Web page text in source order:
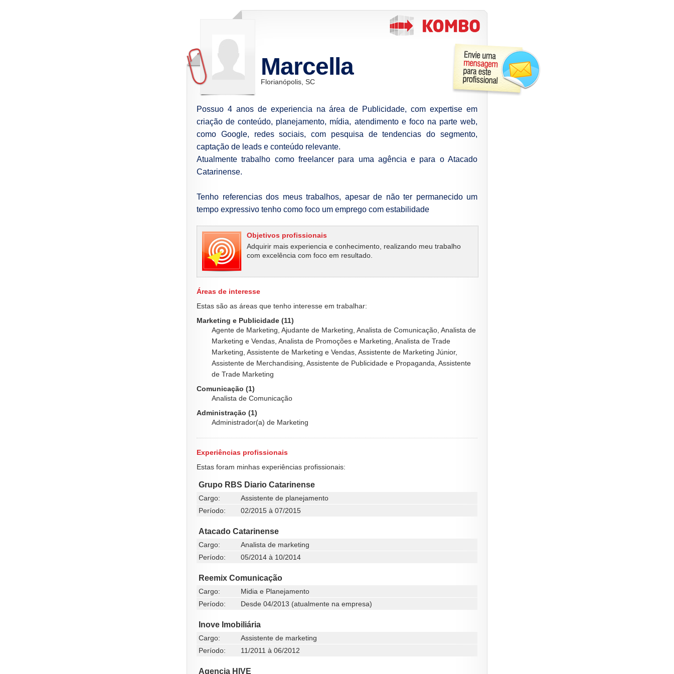
Marcella
Florianópolis, SC
Possuo 4 anos de experiencia na área de Publicidade, com expertise em
criação de conteúdo, planejamento, mídia, atendimento e foco na parte web,
como Google, redes sociais, com pesquisa de tendencias do segmento,
captação de leads e conteúdo relevante.
Atualmente trabalho como freelancer para uma agência e para o Atacado
Catarinense.
Tenho referencias dos meus trabalhos, apesar de não ter permanecido um
tempo expressivo tenho como foco um emprego com estabilidade
Objetivos profissionais
Adquirir mais experiencia e conhecimento, realizando meu trabalho
com excelência com foco em resultado.
Áreas de interesse
Estas são as áreas que tenho interesse em trabalhar:
Marketing e Publicidade (11)
Agente de Marketing, Ajudante de Marketing, Analista de Comunicação, Analista de
Marketing e Vendas, Analista de Promoções e Marketing, Analista de Trade
Marketing, Assistente de Marketing e Vendas, Assistente de Marketing Júnior,
Assistente de Merchandising, Assistente de Publicidade e Propaganda, Assistente
de Trade Marketing
Comunicação (1)
Analista de Comunicação
Administração (1)
Administrador(a) de Marketing
Experiências profissionais
Estas foram minhas experiências profissionais:
Grupo RBS Diario Catarinense
Cargo:
Assistente de planejamento
Período:
02/2015 à 07/2015
Atacado Catarinense
Cargo:
Analista de marketing
Período:
05/2014 à 10/2014
Reemix Comunicação
Cargo:
Midia e Planejamento
Período:
Desde 04/2013 (atualmente na empresa)
Inove Imobiliária
Cargo:
Assistente de marketing
Período:
11/2011 à 06/2012
Agencia HIVE